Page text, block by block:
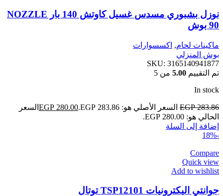
نوزل بشبوري مسدس غسيل كاوتش 140 بار NOZZLE
90 بوش
ماكينات لحام, اكسسوارات
بوش المنزلي
SKU: 3165140941877
تم التقييم 5.00 من 5
In stock
EGP283.86 السعر الأصلي هو: EGP 283.86. EGP 280.00
السعر
الحالي هو: EGP 280.00.
إضافة إلى السلة
-18%
Compare
Quick view
Add to wishlist
جوانتي اليكترونيات TSP12101 توتال